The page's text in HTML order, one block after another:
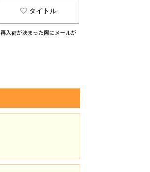
タイトル
入荷が決まった際にメールが